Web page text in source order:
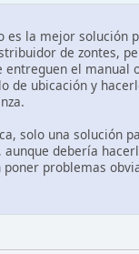
es la mejor solución
de zontes,
entreguen el manual
de ubicación y
solo una solución
aunque debería
poner problemas